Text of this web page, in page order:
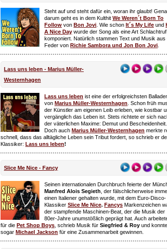
Steht auf und steht dafür ein, woran ihr glaubt!
darum geht es in dem Kulthit We Weren´t Born To
Follow von Bon Jovi . Wie schon It´s My Life und
A Nice Day wurde der Song als eine Art Schlachtruf
komponiert. Natürlich stammen Text und Musik aus
Feder von Richie Sambora und Jon Bon Jovi
Lass uns leben - Marius Müller-
Westernhagen
Lass uns leben ist eine der erfolgreichsten
von Marius Müller-Westernhagen . Schon früh
der Künstler am eigenen Leib erleben, wie kostbar
vergänglich das Leben ist. Stets richtete er sich
der väterlichen Maxime: Demut und Bescheidenheit.
Doch auch Marius Müller-Westernhagen merkte
schnell, dass das alltägliche Leben sein Tribut fordert, so schrieb er
Klassiker: Lass uns leben!
Slice Me Nice - Fancy
Seinen internationalen Durchbruch feierte der
Manfred Alois Segieth , der fälschlicherweise
einen Italiener gehalten wurde, mit dem Euro-Disco-
Klassiker Slice Me Nice. Fancys Markenzeichen
der stampfende Maschinen-Beat, der die Musik der
80er-Jahre unumstößlich geprägt hat. Auch
für die Pet Shop Boys , schrieb Musik für Siegfried & Roy und konnte
sogar Michael Jackson für eine Zusammenarbeit gewinnen.